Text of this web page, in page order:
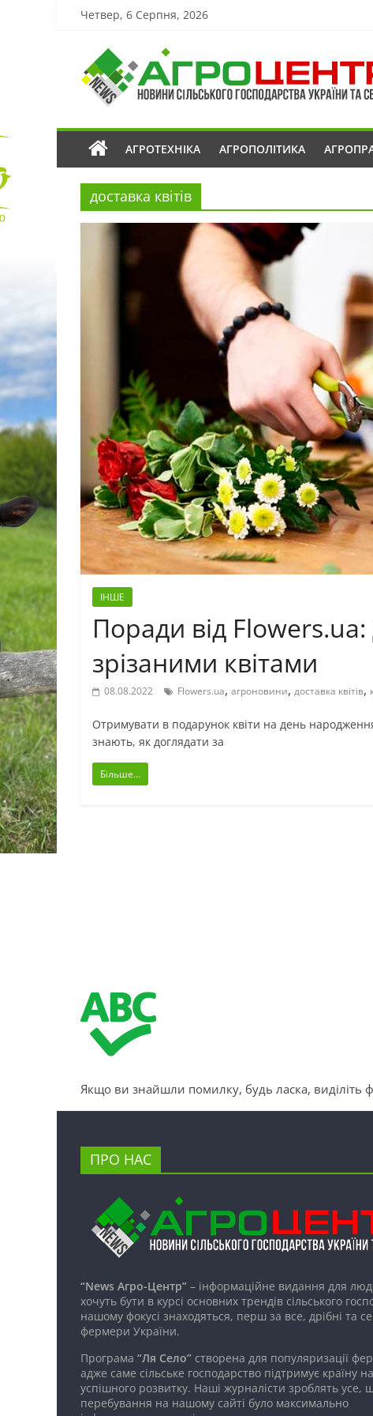
Четвер, 6 Серпня, 2026
АГРОТЕХНІКА АГРОПОЛІТИКА
доставка квітів
ІНШЕ
Поради від
зрізаними квітами
08.08.2022 Flowers.ua, агроновини, доставка квітів,
Отримувати в подарунок квіти на день
знають, як доглядати за
Більше...
Якщо ви знайшли помилку, будь ласка, виділіть
ПРО НАС
“News Агро-Центр” – інформаційне видання для
хочуть бути в курсі основних трендів сільського
нашому фокусі знаходяться, перш за все, дрібні та
фермери України.
Програма “Ля Село” створена для популяризації
адже саме сільське господарство підтримує країну
успішного розвитку. Наші журналісти зроблять усе,
перебування на нашому сайті було максимально